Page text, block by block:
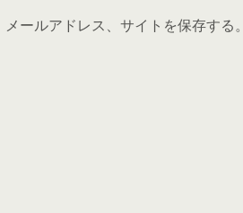
ールアドレス、サイトを保存する。